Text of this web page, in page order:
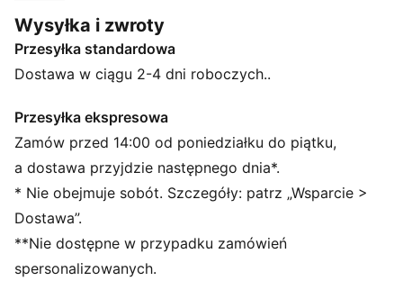
opływowy kształt. Speedcat, zaprojektowany na nowo
dla niej.
CECHY + KORZYŚCI
wygodę
SZCZEGÓŁY
Szerokość: Standardowy
Kształt noska: Zaokrąglony
Zapięcie: Sznurowadła z paskiem
Rodzaj obcasa: Klin
Charakterystyczne detale marki PUMA
Wysyłka i zwroty
Przesyłka standardowa
Dostawa w ciągu 2-4 dni roboczych..
Przesyłka ekspresowa
Zamów przed 14:00 od poniedziałku do piątku,
a dostawa przyjdzie następnego dnia*.
* Nie obejmuje sobót. Szczegóły: patrz „Wsparcie >
Dostawa”.
**Nie dostępne w przypadku zamówień
spersonalizowanych.